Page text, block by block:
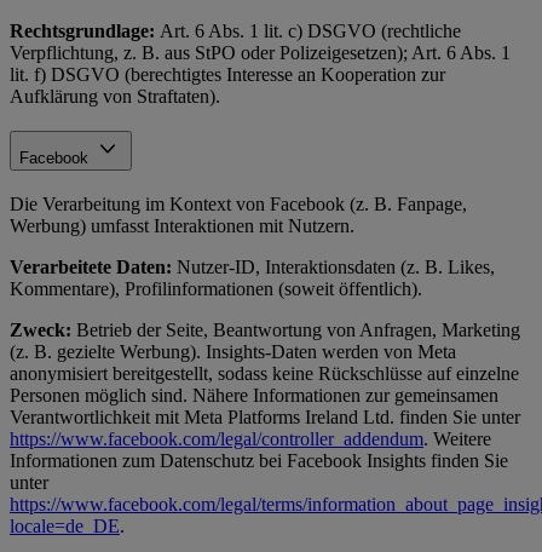
Rechtsgrundlage: Art. 6 Abs. 1 lit. c) DSGVO (rechtliche
Verpflichtung, z. B. aus StPO oder Polizeigesetzen); Art. 6 Abs. 1
lit. f) DSGVO (berechtigtes Interesse an Kooperation zur
Aufklärung von Straftaten).
Facebook
Die Verarbeitung im Kontext von Facebook (z. B. Fanpage,
Werbung) umfasst Interaktionen mit Nutzern.
Verarbeitete Daten: Nutzer-ID, Interaktionsdaten (z. B. Likes,
Kommentare), Profilinformationen (soweit öffentlich).
Zweck: Betrieb der Seite, Beantwortung von Anfragen, Marketing
(z. B. gezielte Werbung). Insights-Daten werden von Meta
anonymisiert bereitgestellt, sodass keine Rückschlüsse auf einzelne
Personen möglich sind. Nähere Informationen zur gemeinsamen
Verantwortlichkeit mit Meta Platforms Ireland Ltd. finden Sie unter
https://www.facebook.com/legal/controller_addendum. Weitere
Informationen zum Datenschutz bei Facebook Insights finden Sie
unter
https://www.facebook.com/legal/terms/
locale=de_DE.